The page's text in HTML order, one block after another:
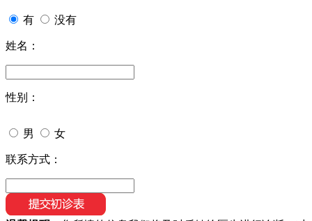
有 没有
姓名：
性别：
男 女
联系方式：